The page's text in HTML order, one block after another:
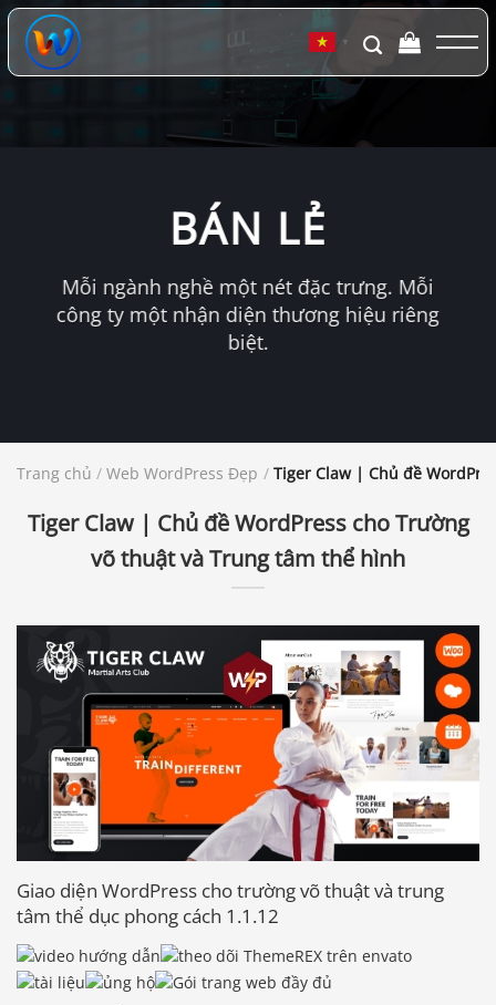
Chuyển
đến
dung
▼
BÁN LẺ
Mỗi ngành nghề một nét đặc trưng. Mỗi
công ty một nhận diện thương hiệu riêng
biệt.
Trang chủ / Web WordPress Đẹp / Tiger Claw | Chủ đề
Tiger Claw | Chủ đề WordPress cho Trường
võ thuật và Trung tâm thể hình
Giao diện WordPress cho trường võ thuật và trung
tâm thể dục phong cách 1.1.12